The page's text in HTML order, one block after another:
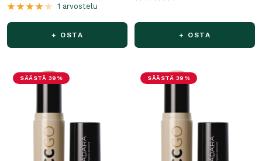
1 arvostelu
+ OSTA + OSTA
SÄÄSTÄ 39% SÄÄSTÄ 39%